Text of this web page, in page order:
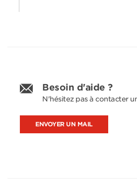
Besoin d'aide ?
N'hésitez pas à contacter
ENVOYER UN MAIL